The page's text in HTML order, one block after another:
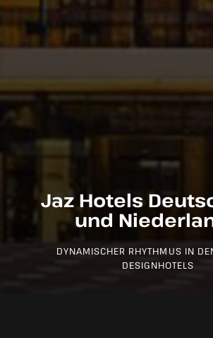
Jaz Hotels
und
DYNAMISCHER RHYTHMUS IN
DESIGNHOTELS